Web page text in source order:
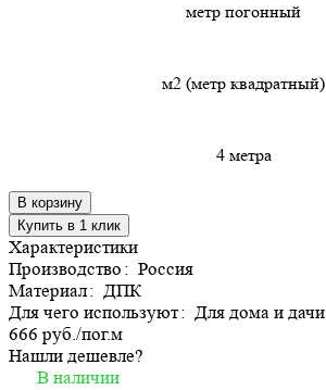
метр погонный
м2 (метр квадратный)
4 метра
В корзину
Купить в 1 клик
Характеристики
Производство: Россия
Материал: ДПК
Для чего используют: Для дома и дачи
666 руб./пог.м
Нашли дешевле?
В наличии